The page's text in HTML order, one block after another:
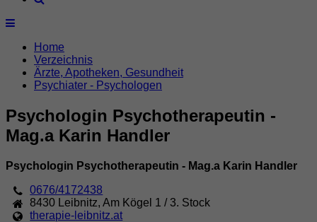
Home
Verzeichnis
Ärzte, Apotheken, Gesundheit
Psychiater - Psychologen
Psychologin Psychotherapeutin -
Mag.a Karin Handler
Psychologin Psychotherapeutin - Mag.a Karin Handler
0676/4172438
8430
Leibnitz,Am Kögel 1 / 3. Stock
therapie-leibnitz.at